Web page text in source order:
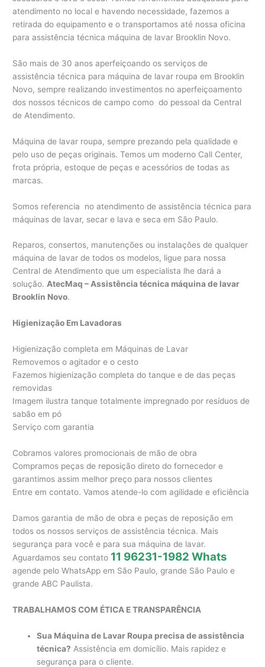
atendimento no local e havendo necessidade, fazemos a
retirada do equipamento e o transportamos até nossa oficina
para assistência técnica máquina de lavar Brooklin Novo.
São mais de 30 anos aperfeiçoando os serviços de
assistência técnica para máquina de lavar roupa em Brooklin
Novo, sempre realizando investimentos no aperfeiçoamento
dos nossos técnicos de campo como do pessoal da Central
de Atendimento.
Máquina de lavar roupa, sempre prezando pela qualidade e
pelo uso de peças originais. Temos um moderno Call Center,
frota própria, estoque de peças e acessórios de todas as
marcas.
Somos referencia no atendimento de assistência técnica para
máquinas de lavar, secar e lava e seca em São Paulo.
Reparos, consertos, manutenções ou instalações de qualquer
máquina de lavar de todos os modelos, ligue para nossa
Central de Atendimento que um especialista lhe dará a
solução.AtecMaq – Assistência técnica máquina de lavar
Brooklin Novo.
Higienização Em Lavadoras
Higienização completa em Máquinas de Lavar
Removemos o agitador e o cesto
Fazemos higienização completa do tanque e de das peças
removidas
Imagem ilustra tanque totalmente impregnado por resíduos de
sabão em pó
Serviço com garantia
Cobramos valores promocionais de mão de obra
Compramos peças de reposição direto do fornecedor e
garantimos assim melhor preço para nossos clientes
Entre em contato. Vamos atende-lo com agilidade e eficiência
Damos garantia de mão de obra e peças de reposição em
todos os nossos serviços de assistência técnica. Mais
segurança para você e para sua máquina de lavar.
Aguardamos seu contato 11 96231-1982 Whats
agende pelo WhatsApp em São Paulo, grande São Paulo e
grande ABC Paulista.
TRABALHAMOS COM ÉTICA E TRANSPARÊNCIA
Sua Máquina de Lavar Roupa precisa de assistência
técnica? Assistência em domicílio. Mais rapidez e
segurança para o cliente.